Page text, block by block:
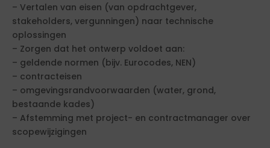
– Vertalen van eisen (van opdrachtgever,
stakeholders, vergunningen) naar technische
oplossingen
– Zorgen dat het ontwerp voldoet aan:
– geldende normen (bijv. Eurocodes, NEN)
– contracteisen
– omgevingsrandvoorwaarden (water, grond,
bestaande kades)
– Afstemming met project- en contractmanager over
scopewijzigingen